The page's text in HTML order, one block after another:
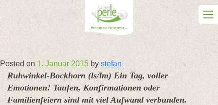
Skip
content
Posted on 1. Januar 2015by stefan
Ruhwinkel-Bockhorn (ls/lm) Ein Tag, voller
Emotionen! Taufen, Konfirmationen oder
Familienfeiern sind mit viel Aufwand verbunden.